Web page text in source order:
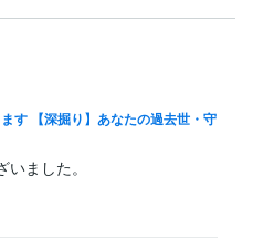
す 【深掘り】あなたの過去世・守
ました。